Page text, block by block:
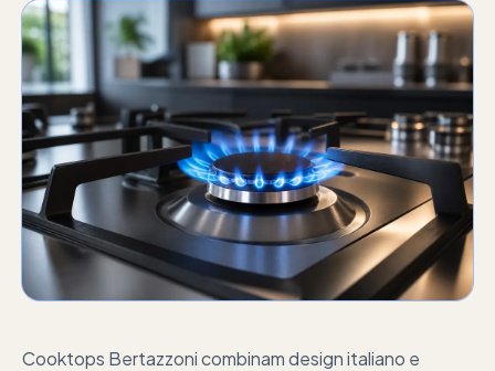
Cooktops Bertazzoni combinam design italiano e